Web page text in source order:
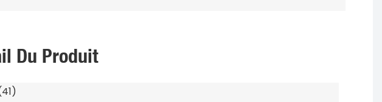
Du Produit